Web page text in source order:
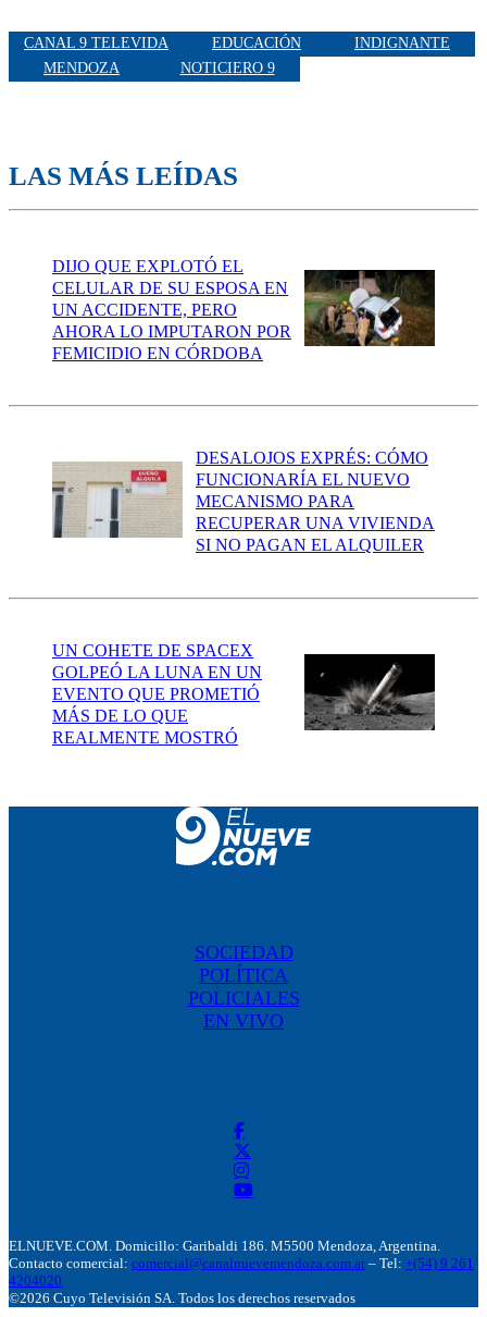
CANAL 9 TELEVIDA EDUCACIÓN
INDIGNANTE
MENDOZA
NOTICIERO 9
LAS MÁS LEÍDAS
DIJO QUE EXPLOTÓ EL
CELULAR DE SU ESPOSA EN
UN ACCIDENTE, PERO
AHORA LO IMPUTARON POR
FEMICIDIO EN CÓRDOBA
DESALOJOS EXPRÉS: CÓMO
FUNCIONARÍA EL NUEVO
MECANISMO PARA
RECUPERAR UNA VIVIENDA
SI NO PAGAN EL ALQUILER
UN COHETE DE SPACEX
GOLPEÓ LA LUNA EN UN
EVENTO QUE PROMETIÓ
MÁS DE LO QUE
REALMENTE MOSTRÓ
SOCIEDAD
POLÍTICA
POLICIALES
EN VIVO
ELNUEVE.COM. Domicillo: Garibaldi 186. M5500 Mendoza, Argentina.
Contacto comercial: comercial@canalnuevemendoza.com.ar – Tel: +(54) 9 261
4204020
©2026 Cuyo Televisión SA. Todos los derechos reservados